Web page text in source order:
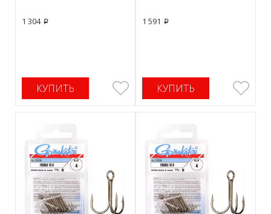
1 304 p
КУПИТЬ
1 591 p
КУПИТЬ